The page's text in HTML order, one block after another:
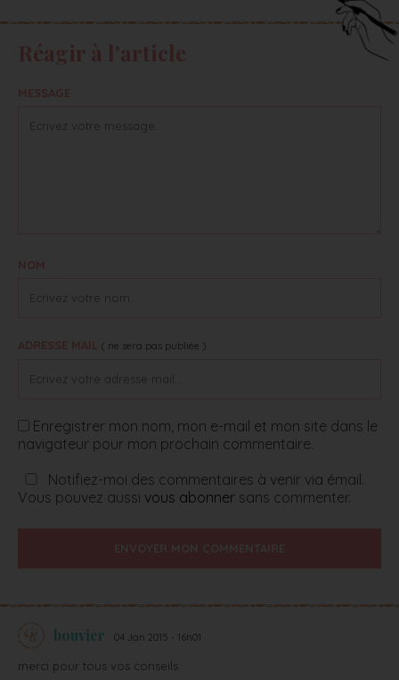
( ne sera pas publiée )
Enregistrer mon nom, mon e-mail et mon site dans le
navigateur pour mon prochain commentaire.
Notifiez-moi des commentaires à venir via émail.
Vous pouvez aussi vous abonner sans commenter.
bouvier 04 Jan 2015 - 16h01
merci pour tous vos conseils